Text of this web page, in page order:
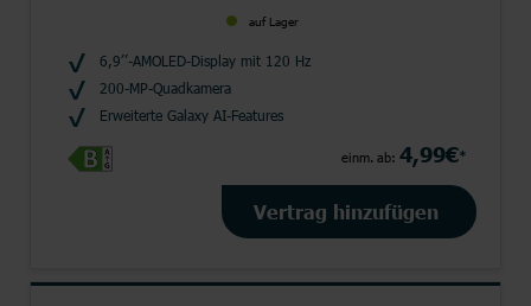
auf Lager
6,9’’-AMOLED-Display mit 120 Hz
200-MP-Quadkamera
Erweiterte Galaxy AI-Features
einm. ab: 4,99€*
Vertrag hinzufügen